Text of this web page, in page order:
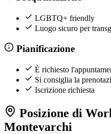
LGBTQ+ friendly
Luogo sicuro per
Pianificazione
È richiesto
Si consiglia la
Iscrizione richiesta
Posizione di
Montevarchi